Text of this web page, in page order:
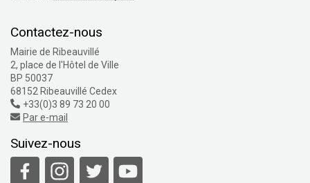
Contactez-nous
Mairie de Ribeauvillé
2, place de l'Hôtel de Ville
BP 50037
68152 Ribeauvillé Cedex
+33(0)3 89 73 20 00
Par e-mail
Suivez-nous